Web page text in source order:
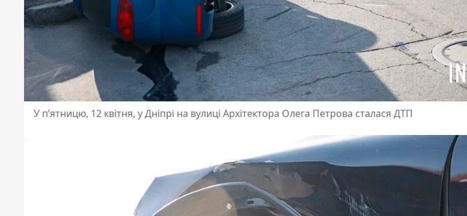
У пʼятницю, 12 квітня, у Дніпрі на вулиці Архітектора Олега Петрова сталася ДТП